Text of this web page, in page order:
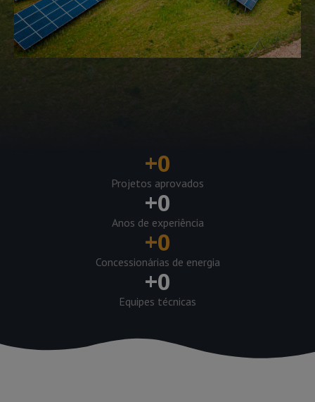
+0
Projetos aprovados
+0
Anos de experiência
+0
Concessionárias de energia
+0
Equipes técnicas